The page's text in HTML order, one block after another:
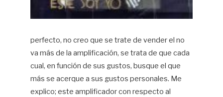
perfecto, no creo que se trate de vender el no
va más de la amplificación, se trata de que cada
cual, en función de sus gustos, busque el que
más se acerque a sus gustos personales. Me
explico; este amplificador con respecto al